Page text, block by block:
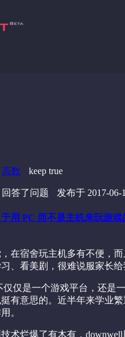
高数 keep true
回答了问题 发布于 2017-06-
用 PC 而不是主机来玩游戏
在宿舍玩主机多有不便，
、看美剧，很难说服家长给
仅仅是一个游戏平台，还是
有意思的。近半年来学业
。
术烂爆了有木有，